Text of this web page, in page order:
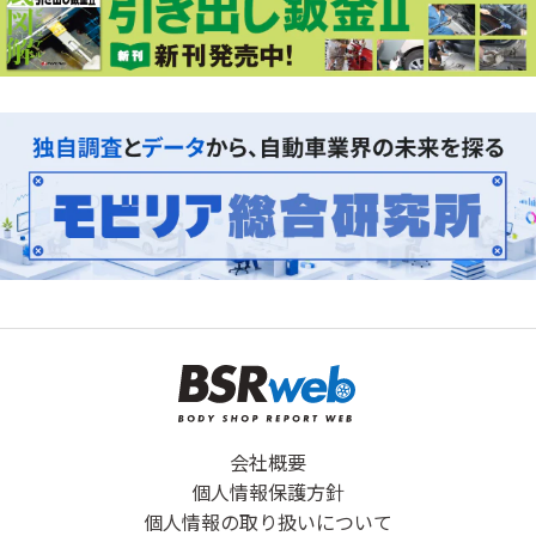
会社概要
個人情報保護方針
個人情報の取り扱いについて